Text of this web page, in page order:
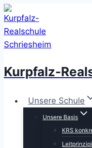
Zum
Inhalt
springen
Kurpfalz-
Unsere Schule
Unsere Basis
KRS